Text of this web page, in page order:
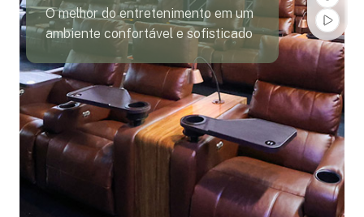
O melhor do entretenimento em um
ambiente confortável e sofisticado